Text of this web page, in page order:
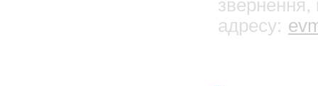
адресу: